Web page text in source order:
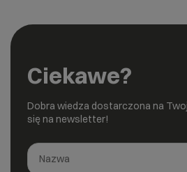
Ciekawe?
Dobra wiedza dostarczona na
się na newsletter!